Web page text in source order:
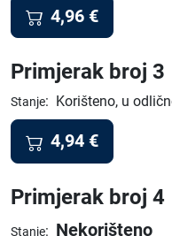
4,96 €
Primjerak broj 3
Stanje: Korišteno, u
4,94 €
Primjerak broj 4
Stanje: Nekorišteno